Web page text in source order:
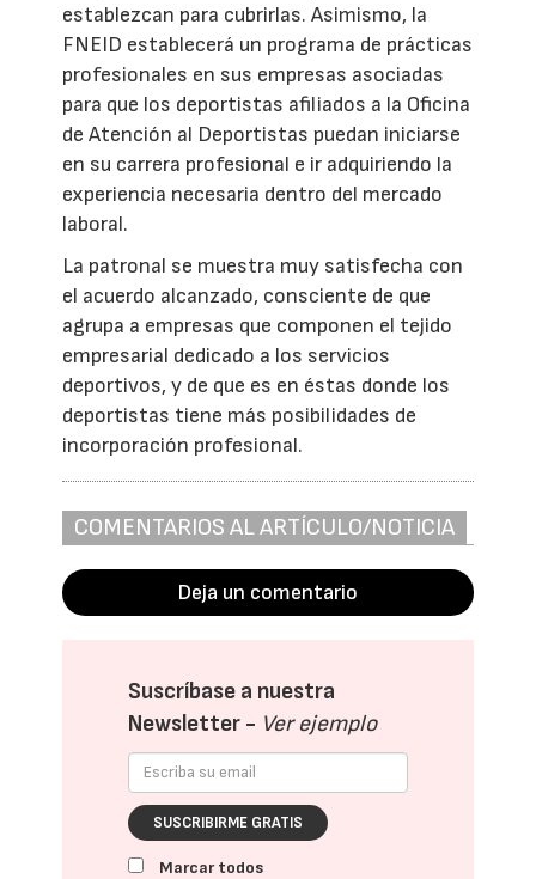
establezcan para cubrirlas. Asimismo, la
FNEID establecerá un programa de prácticas
profesionales en sus empresas asociadas
para que los deportistas afiliados a la Oficina
de Atención al Deportistas puedan iniciarse
en su carrera profesional e ir adquiriendo la
experiencia necesaria dentro del mercado
laboral.
La patronal se muestra muy satisfecha con
el acuerdo alcanzado, consciente de que
agrupa a empresas que componen el tejido
empresarial dedicado a los servicios
deportivos, y de que es en éstas donde los
deportistas tiene más posibilidades de
incorporación profesional.
COMENTARIOS AL ARTÍCULO/NOTICIA
Deja un comentario
Suscríbase a nuestra
Newsletter - Ver ejemplo
SUSCRIBIRME GRATIS
Marcar todos